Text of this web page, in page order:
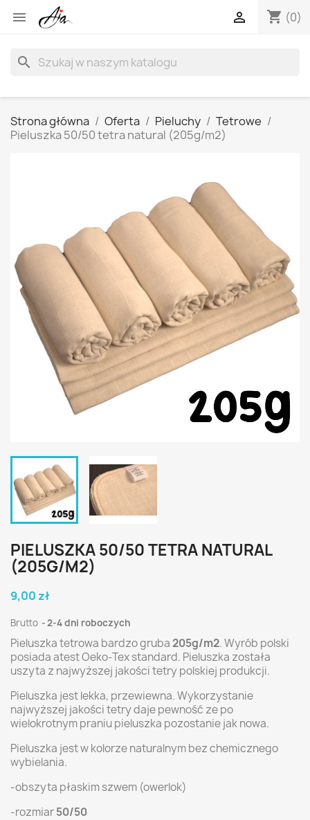
 shopping_cart (0)

search
Strona główna Oferta Pieluchy
Tetrowe
Pieluszka 50/50 tetra natural (205g/m2)
PIELUSZKA 50/50 TETRA NATURAL
(205G/M2)
9,00 zł
Brutto 2-4 dni roboczych
Pieluszka tetrowa bardzo gruba 205g/m2. Wyrób polski
posiada atest Oeko-Tex standard. Pieluszka została
uszyta z najwyższej jakości tetry polskiej produkcji.
Pieluszka jest lekka, przewiewna. Wykorzystanie
najwyższej jakości tetry daje pewność ze po
wielokrotnym praniu pieluszka pozostanie jak nowa.
Pieluszka jest w kolorze naturalnym bez chemicznego
wybielania.
-obszyta płaskim szwem (owerlok)
-rozmiar50/50